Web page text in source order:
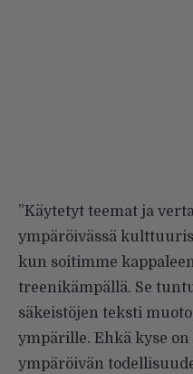
”Käytetyt teemat ja
ympäröivässä
kun soitimme
treenikämpällä. Se
säkeistöjen teksti
ympärille. Ehkä kyse
ympäröivän